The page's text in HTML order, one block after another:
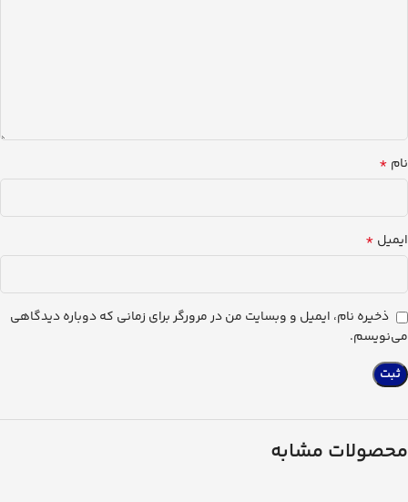
نام *
ایمیل *
ذخیره نام، ایمیل و وبسایت من در مرورگر برای زمانی که دوباره دیدگاهی
می‌نویسم.
محصولات مشابه